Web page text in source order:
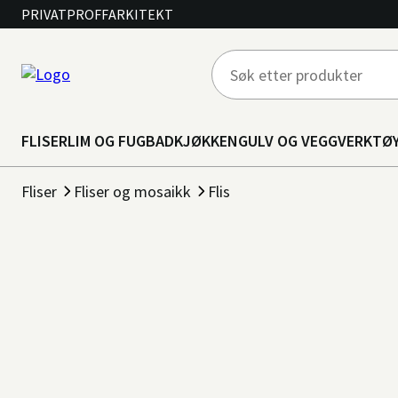
PRIVATPROFFARKITEKT
FLISERLIM OG FUGBADKJØKKENGULV OG VEGG
Fliser Fliser og mosaikk Flis